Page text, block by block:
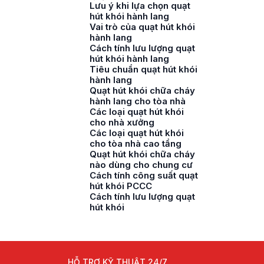
Lưu ý khi lựa chọn quạt
hút khói hành lang
Vai trò của quạt hút khói
hành lang
Cách tính lưu lượng quạt
hút khói hành lang
Tiêu chuẩn quạt hút khói
hành lang
Quạt hút khói chữa cháy
hành lang cho tòa nhà
Các loại quạt hút khói
cho nhà xưởng
Các loại quạt hút khói
cho tòa nhà cao tầng
Quạt hút khói chữa cháy
nào dùng cho chung cư
Cách tính công suất quạt
hút khói PCCC
Cách tính lưu lượng quạt
hút khói
HỖ TRỢ KỸ THUẬT 24/7